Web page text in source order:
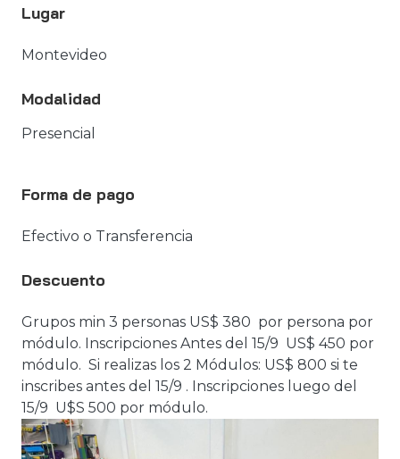
Lugar
Montevideo
Modalidad
Presencial
Forma de pago
Efectivo o Transferencia
Descuento
Grupos min 3 personas US$ 380 por persona por
módulo. Inscripciones Antes del 15/9 US$ 450 por
módulo. Si realizas los 2 Módulos: US$ 800 si te
inscribes antes del 15/9 . Inscripciones luego del
15/9 U$S 500 por módulo.